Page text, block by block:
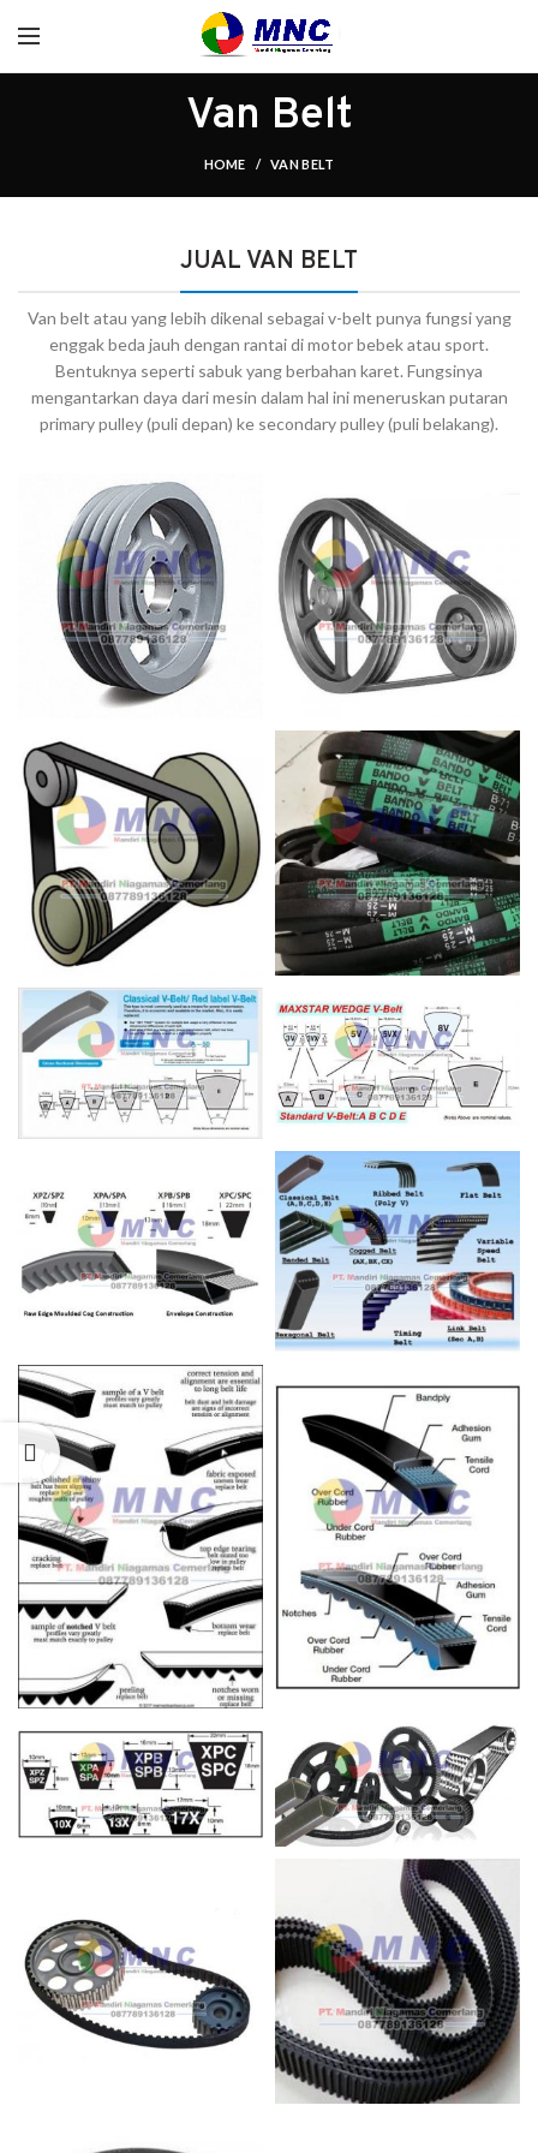
Van Belt
HOME VAN BELT
JUAL VAN BELT
Van belt atau yang lebih dikenal sebagai v-belt punya fungsi yang
enggak beda jauh dengan rantai di motor bebek atau sport.
Bentuknya seperti sabuk yang berbahan karet. Fungsinya
mengantarkan daya dari mesin dalam hal ini meneruskan putaran
primary pulley (puli depan) ke secondary pulley (puli belakang).